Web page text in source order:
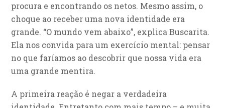
procura e encontrando os netos. Mesmo assim, o
choque ao receber uma nova identidade era
grande. “O mundo vem abaixo”, explica Buscarita.
Ela nos convida para um exercício mental: pensar
no que faríamos ao descobrir que nossa vida era
uma grande mentira.
A primeira reação é negar a verdadeira